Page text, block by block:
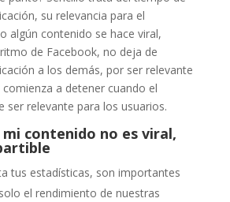
su relevancia para el
algún contenido se hace viral,
de Facebook, no deja de
a los demás, por ser relevante
a detener cuando el
ser relevante para los usuarios.
mi contenido no es viral,
tus estadísticas, son importantes
el rendimiento de nuestras